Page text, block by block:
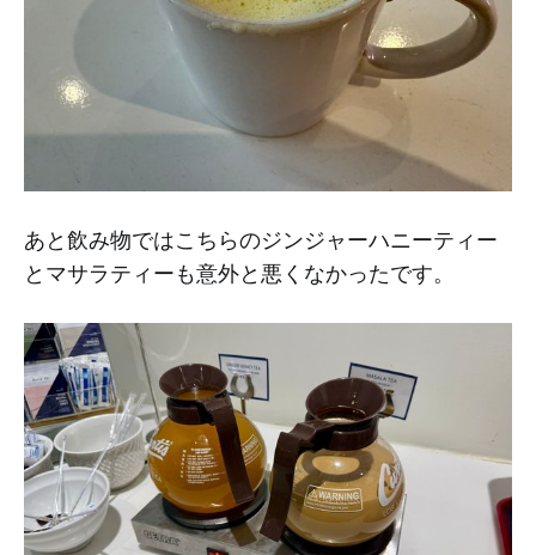
あと飲み物ではこちらのジンジャーハニーティー
とマサラティーも意外と悪くなかったです。